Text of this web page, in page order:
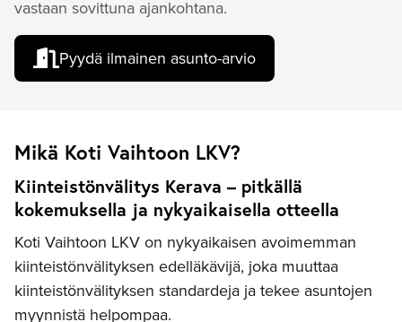
vastaan sovittuna ajankohtana.
Pyydä ilmainen asunto-arvio
Mikä Koti Vaihtoon LKV?
Kiinteistönvälitys Kerava – pitkällä
kokemuksella ja nykyaikaisella otteella
Koti Vaihtoon LKV on nykyaikaisen avoimemman
kiinteistönvälityksen edelläkävijä, joka muuttaa
kiinteistönvälityksen standardeja ja tekee asuntojen
myynnistä helpompaa.